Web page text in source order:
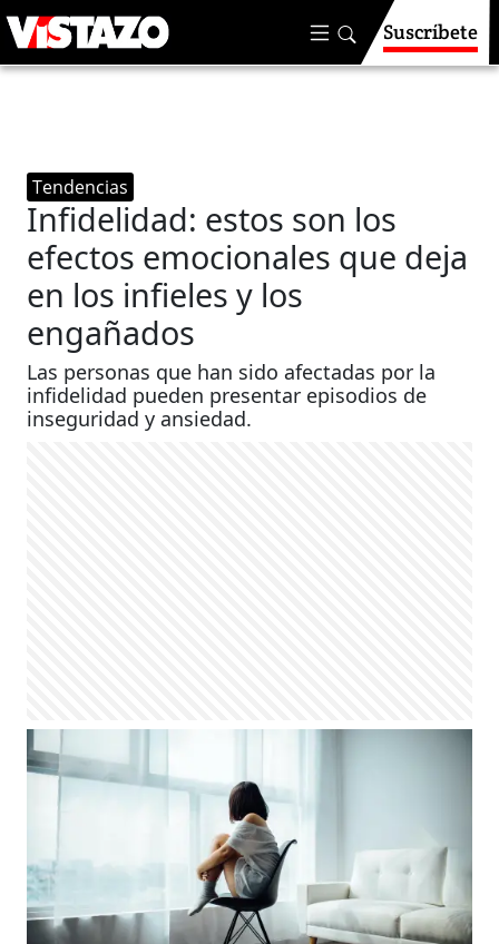
Suscríbete
Tendencias
Infidelidad: estos son los
efectos emocionales que deja
en los infieles y los
engañados
Las personas que han sido afectadas por la
infidelidad pueden presentar episodios de
inseguridad y ansiedad.